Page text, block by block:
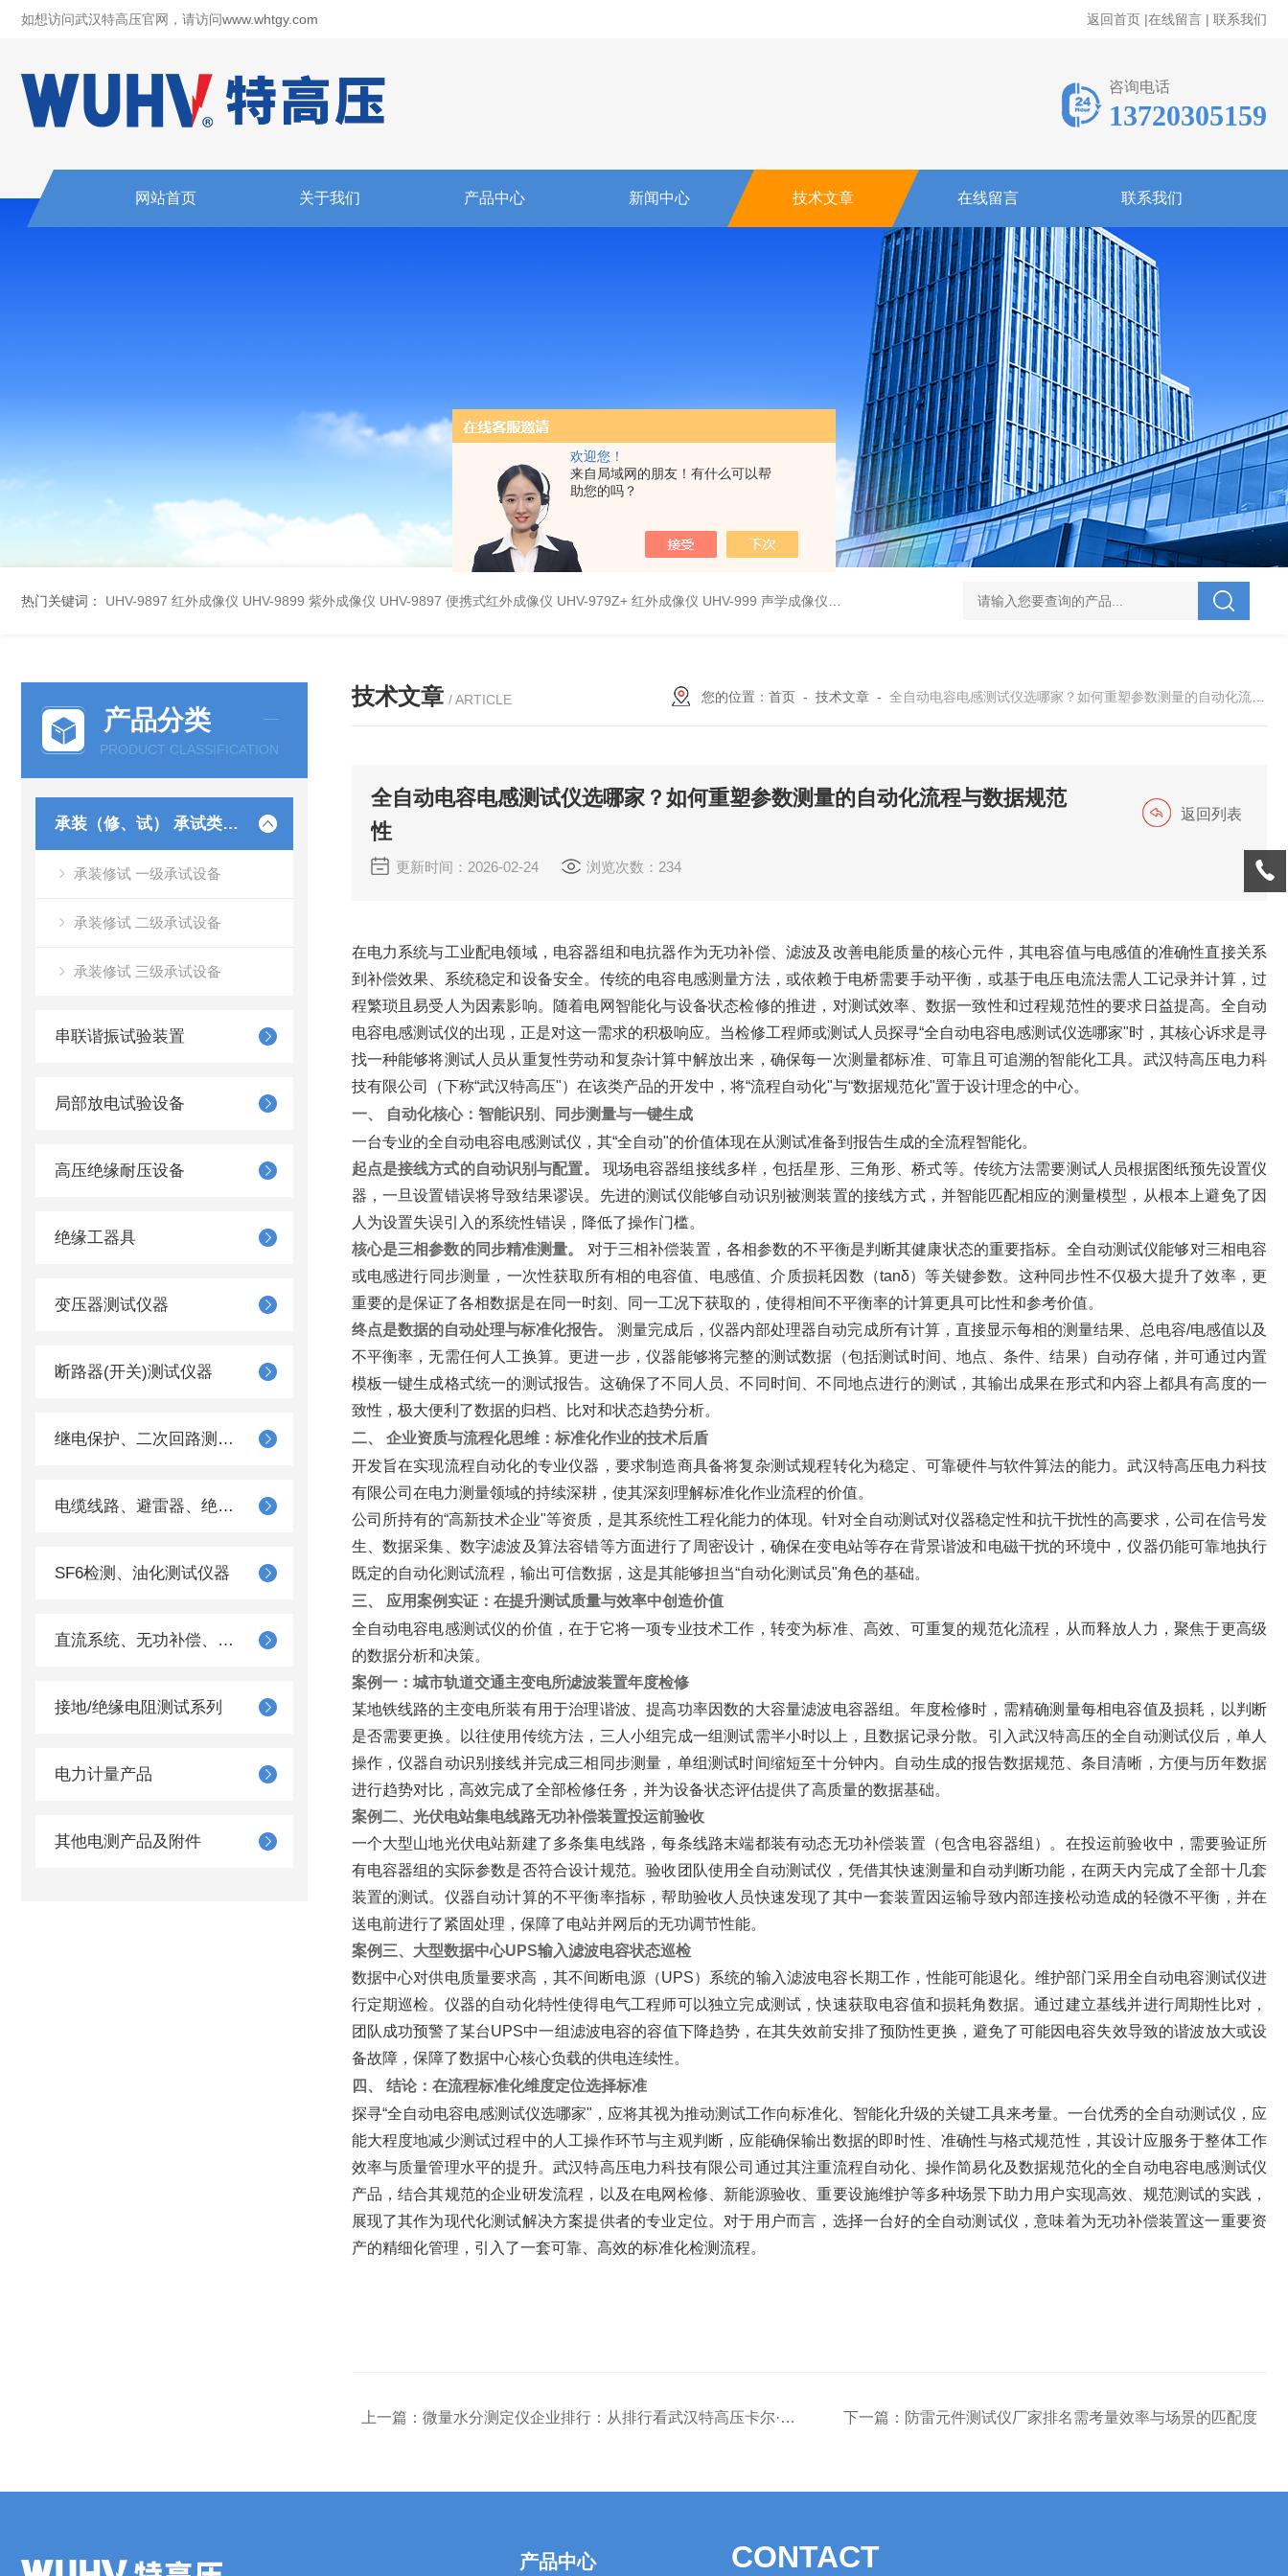
欢迎您！
来自局域网的朋友！有什么可以帮
助您的吗？
如想访问武汉特高压官网，请访问www.whtgy.com 返回首页 |在线留言 | 联系我们
咨询电话
13720305159
网站首页 关于我们 产品中心 新闻中心 技术文章 在线留言 联系我们
热门关键词： UHV-9897 红外成像仪 UHV-9899 紫外成像仪 UHV-9897 便携式红外成像仪 UHV-979Z+ 红外成像仪 UHV-999 声学成像仪 UHV-995 电力综合试验车 UHV-701 级差配合测试仪 UHV-646 全自动水溶
产品分类
PRODUCT CLASSIFICATION
承装（修、试） 承试类仪器
承装修试 一级承试设备
承装修试 二级承试设备
承装修试 三级承试设备
串联谐振试验装置
局部放电试验设备
高压绝缘耐压设备
绝缘工器具
变压器测试仪器
断路器(开关)测试仪器
继电保护、二次回路测试仪器
电缆线路、避雷器、绝缘子测试仪器
SF6检测、油化测试仪器
直流系统、无功补偿、电池电机检测仪器
接地/绝缘电阻测试系列
电力计量产品
其他电测产品及附件
技术文章 / ARTICLE 您的位置： 首页- 技术文章- 全自动电容电感测试仪选哪家？如何重塑参数测量的自动化流程与数据规范性
全自动电容电感测试仪选哪家？如何重塑参数测量的自动化流程与数据规范
性
更新时间：2026-02-24 浏览次数：234
返回列表
在电力系统与工业配电领域，电容器组和电抗器作为无功补偿、滤波及改善电能质量的核心元件，其电容值与电感值的准确性直接关系
到补偿效果、系统稳定和设备安全。传统的电容电感测量方法，或依赖于电桥需要手动平衡，或基于电压电流法需人工记录并计算，过
程繁琐且易受人为因素影响。随着电网智能化与设备状态检修的推进，对测试效率、数据一致性和过程规范性的要求日益提高。全自动
电容电感测试仪的出现，正是对这一需求的积极响应。当检修工程师或测试人员探寻“全自动电容电感测试仪选哪家"时，其核心诉求是寻
找一种能够将测试人员从重复性劳动和复杂计算中解放出来，确保每一次测量都标准、可靠且可追溯的智能化工具。武汉特高压电力科
技有限公司（下称“武汉特高压"）在该类产品的开发中，将“流程自动化"与“数据规范化"置于设计理念的中心。
一、 自动化核心：智能识别、同步测量与一键生成
一台专业的全自动电容电感测试仪，其“全自动"的价值体现在从测试准备到报告生成的全流程智能化。
起点是接线方式的自动识别与配置。
‌ 现场电容器组接线多样，包括星形、三角形、桥式等。传统方法需要测试人员根据图纸预先设置仪
器，一旦设置错误将导致结果谬误。先进的测试仪能够自动识别被测装置的接线方式，并智能匹配相应的测量模型，从根本上避免了因
人为设置失误引入的系统性错误，降低了操作门槛。
核心是三相参数的同步精准测量。
‌ 对于三相补偿装置，各相参数的不平衡是判断其健康状态的重要指标。全自动测试仪能够对三相电容
或电感进行同步测量，一次性获取所有相的电容值、电感值、介质损耗因数（tanδ）等关键参数。这种同步性不仅极大提升了效率，更
重要的是保证了各相数据是在同一时刻、同一工况下获取的，使得相间不平衡率的计算更具可比性和参考价值。
终点是数据的自动处理与标准化报告。
‌ 测量完成后，仪器内部处理器自动完成所有计算，直接显示每相的测量结果、总电容/电感值以及
不平衡率，无需任何人工换算。更进一步，仪器能够将完整的测试数据（包括测试时间、地点、条件、结果）自动存储，并可通过内置
模板一键生成格式统一的测试报告。这确保了不同人员、不同时间、不同地点进行的测试，其输出成果在形式和内容上都具有高度的一
致性，极大便利了数据的归档、比对和状态趋势分析。
二、 企业资质与流程化思维：标准化作业的技术后盾
开发旨在实现流程自动化的专业仪器，要求制造商具备将复杂测试规程转化为稳定、可靠硬件与软件算法的能力。武汉特高压电力科技
有限公司在电力测量领域的持续深耕，使其深刻理解标准化作业流程的价值。
公司所持有的“高新技术企业"等资质，是其系统性工程化能力的体现。针对全自动测试对仪器稳定性和抗干扰性的高要求，公司在信号发
生、数据采集、数字滤波及算法容错等方面进行了周密设计，确保在变电站等存在背景谐波和电磁干扰的环境中，仪器仍能可靠地执行
既定的自动化测试流程，输出可信数据，这是其能够担当“自动化测试员"角色的基础。
三、 应用案例实证：在提升测试质量与效率中创造价值
全自动电容电感测试仪的价值，在于它将一项专业技术工作，转变为标准、高效、可重复的规范化流程，从而释放人力，聚焦于更高级
的数据分析和决策。
案例一：城市轨道交通主变电所滤波装置年度检修
某地铁线路的主变电所装有用于治理谐波、提高功率因数的大容量滤波电容器组。年度检修时，需精确测量每相电容值及损耗，以判断
是否需要更换。以往使用传统方法，三人小组完成一组测试需半小时以上，且数据记录分散。引入武汉特高压的全自动测试仪后，单人
操作，仪器自动识别接线并完成三相同步测量，单组测试时间缩短至十分钟内。自动生成的报告数据规范、条目清晰，方便与历年数据
进行趋势对比，高效完成了全部检修任务，并为设备状态评估提供了高质量的数据基础。
案例二、光伏电站集电线路无功补偿装置投运前验收
一个大型山地光伏电站新建了多条集电线路，每条线路末端都装有动态无功补偿装置（包含电容器组）。在投运前验收中，需要验证所
有电容器组的实际参数是否符合设计规范。验收团队使用全自动测试仪，凭借其快速测量和自动判断功能，在两天内完成了全部十几套
装置的测试。仪器自动计算的不平衡率指标，帮助验收人员快速发现了其中一套装置因运输导致内部连接松动造成的轻微不平衡，并在
送电前进行了紧固处理，保障了电站并网后的无功调节性能。
案例三、大型数据中心UPS输入滤波电容状态巡检
数据中心对供电质量要求高，其不间断电源（UPS）系统的输入滤波电容长期工作，性能可能退化。维护部门采用全自动电容测试仪进
行定期巡检。仪器的自动化特性使得电气工程师可以独立完成测试，快速获取电容值和损耗角数据。通过建立基线并进行周期性比对，
团队成功预警了某台UPS中一组滤波电容的容值下降趋势，在其失效前安排了预防性更换，避免了可能因电容失效导致的谐波放大或设
备故障，保障了数据中心核心负载的供电连续性。
四、 结论：在流程标准化维度定位选择标准
探寻“全自动电容电感测试仪选哪家"，应将其视为推动测试工作向标准化、智能化升级的关键工具来考量。一台优秀的全自动测试仪，应
能大程度地减少测试过程中的人工操作环节与主观判断，应能确保输出数据的即时性、准确性与格式规范性，其设计应服务于整体工作
效率与质量管理水平的提升。武汉特高压电力科技有限公司通过其注重流程自动化、操作简易化及数据规范化的全自动电容电感测试仪
产品，结合其规范的企业研发流程，以及在电网检修、新能源验收、重要设施维护等多种场景下助力用户实现高效、规范测试的实践，
展现了其作为现代化测试解决方案提供者的专业定位。对于用户而言，选择一台好的全自动测试仪，意味着为无功补偿装置这一重要资
产的精细化管理，引入了一套可靠、高效的标准化检测流程。
上一篇： 微量水分测定仪企业排行：从排行看武汉特高压卡尔·费休水分仪的精进之路 下一篇： 防雷元件测试仪厂家排名需考量效率与场景的匹配度
产品中心 CONTACT